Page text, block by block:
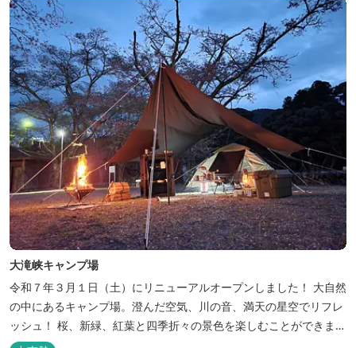
大滝峡キャンプ場
令和７年３月１日（土）にリニューアルオープンしました！ 大自然
の中にあるキャンプ場。澄んだ空気、川の音、満天の星空でリフレ
ッシュ！ 桜、新緑、紅葉と四季折々の景色を楽しむことができま
す。 紀勢自動車道「大宮大台Ic」から車で約10分と好アクセス！